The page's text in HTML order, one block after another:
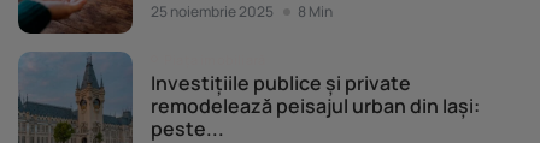
25 noiembrie 2025 8 Min
Investițiile publice și private
remodelează peisajul urban din Iași:
peste...